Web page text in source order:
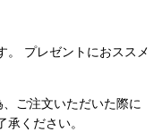
。 プレゼントにおススメ
ご注文いただいた際に
ください。